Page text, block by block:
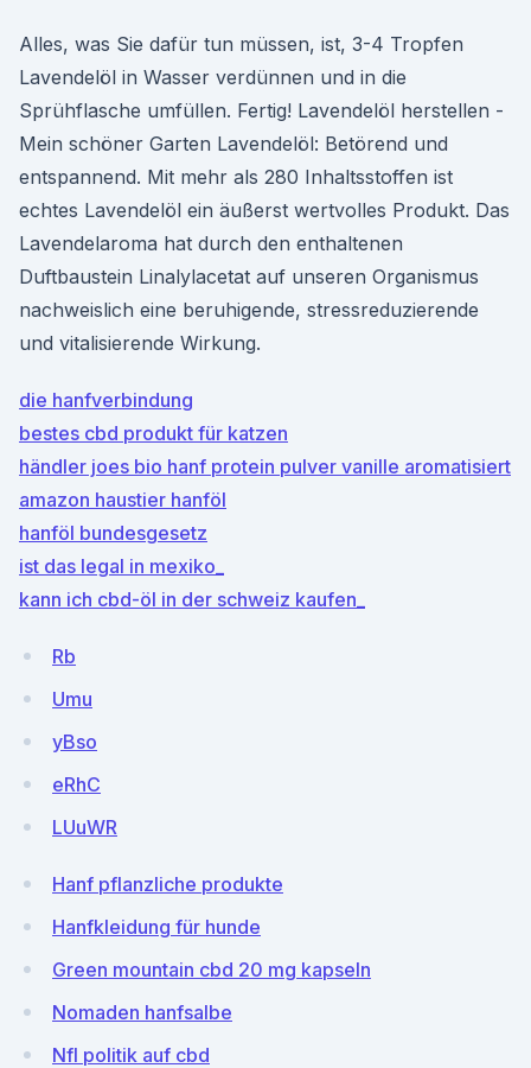
Alles, was Sie dafür tun müssen, ist, 3-4 Tropfen
Lavendelöl in Wasser verdünnen und in die
Sprühflasche umfüllen. Fertig! Lavendelöl herstellen -
Mein schöner Garten Lavendelöl: Betörend und
entspannend. Mit mehr als 280 Inhaltsstoffen ist
echtes Lavendelöl ein äußerst wertvolles Produkt. Das
Lavendelaroma hat durch den enthaltenen
Duftbaustein Linalylacetat auf unseren Organismus
nachweislich eine beruhigende, stressreduzierende
und vitalisierende Wirkung.
die hanfverbindung
bestes cbd produkt für katzen
händler joes bio hanf protein pulver vanille aromatisiert
amazon haustier hanföl
hanföl bundesgesetz
ist das legal in mexiko_
kann ich cbd-öl in der schweiz kaufen_
Rb
Umu
yBso
eRhC
LUuWR
Hanf pflanzliche produkte
Hanfkleidung für hunde
Green mountain cbd 20 mg kapseln
Nomaden hanfsalbe
Nfl politik auf cbd